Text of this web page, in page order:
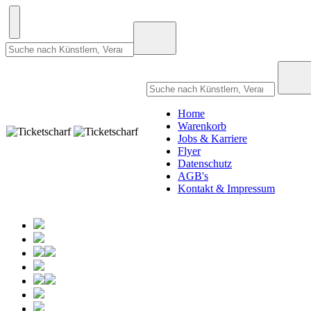
Home
Warenkorb
Jobs & Karriere
Flyer
Datenschutz
AGB's
Kontakt & Impressum